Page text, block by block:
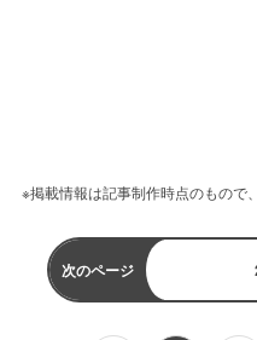
※掲載情報は記事制作時点のもので
次のページ